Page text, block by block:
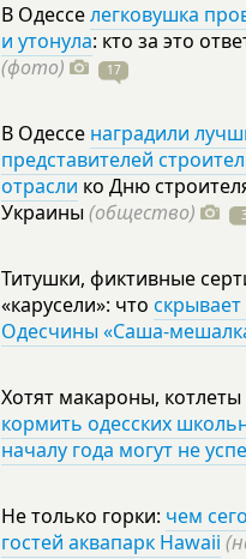
В Одесселегковушка
и утонула: кто за это
(фото)
17
В Одессе наградили
представителей
отрасли ко Дню
Украины (общество) 3
Титушки, фиктивные
«карусели»: что скрывает
Одесчины «Саша-
Хотят макароны, котлеты
кормить одесских
началу года могут не
Не только горки: чем
гостей аквапарк Hawaii